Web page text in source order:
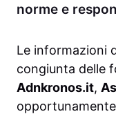
norme e
Le informazioni
congiunta delle
Adnkronos.it,